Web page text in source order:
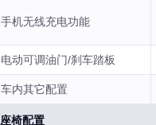
手机无线充电功能
电动可调油门/刹车踏板
车内其它配置
座椅配置